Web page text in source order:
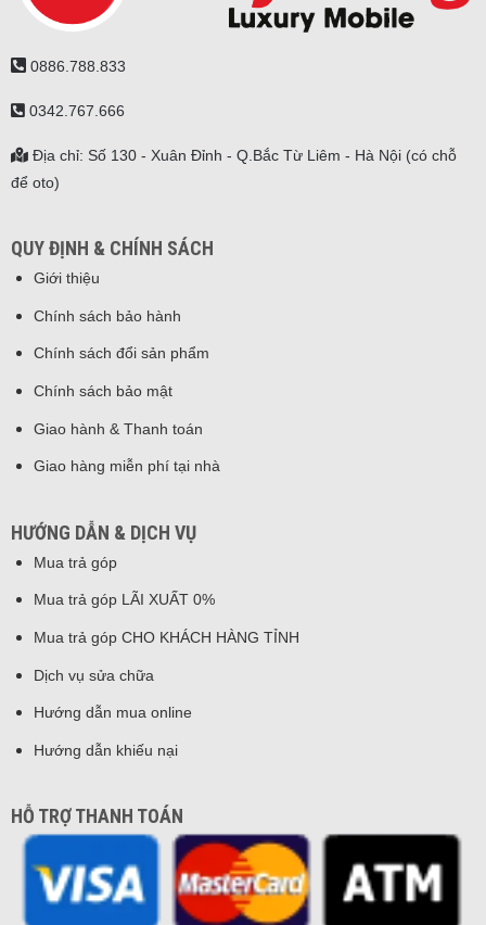
0886.788.833
0342.767.666
Địa chỉ: Số 130 - Xuân Đỉnh - Q.Bắc Từ Liêm - Hà Nội (có chỗ
để oto)
QUY ĐỊNH & CHÍNH SÁCH
Giới thiệu
Chính sách bảo hành
Chính sách đổi sản phẩm
Chính sách bảo mật
Giao hành & Thanh toán
Giao hàng miễn phí tại nhà
HƯỚNG DẪN & DỊCH VỤ
Mua trả góp
Mua trả góp LÃI XUẤT 0%
Mua trả góp CHO KHÁCH HÀNG TỈNH
Dịch vụ sửa chữa
Hướng dẫn mua online
Hướng dẫn khiếu nại
HỖ TRỢ THANH TOÁN